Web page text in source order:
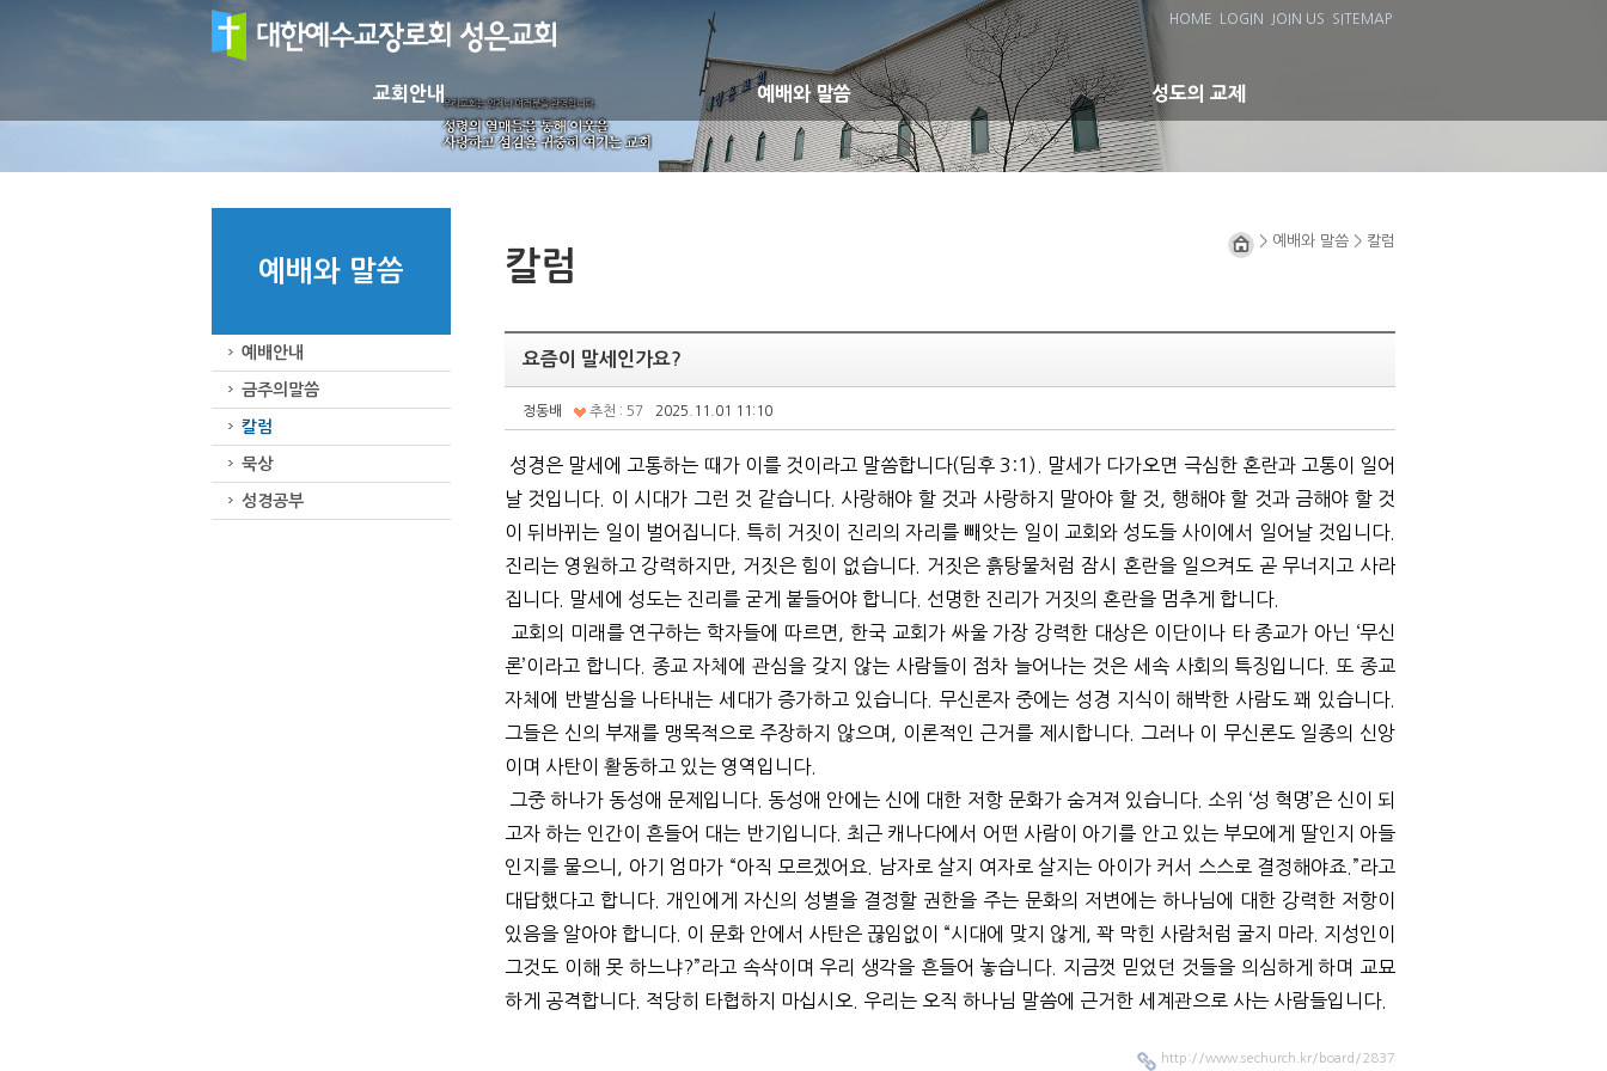
HOME LOGIN JOIN US SITEMAP
교회안내 예배와 말씀 성도의 교제
예배와 말씀
예배안내
금주의말씀
칼럼
묵상
성경공부
> 예배와 말씀 > 칼럼
칼럼
요즘이 말세인가요?
정동배 추천 : 57 2025.11.01 11:10
성경은 말세에 고통하는 때가 이를 것이라고 말씀합니다(딤후 3:1). 말세가 다가오면 극심한 혼란과 고통이 일어
날 것입니다. 이 시대가 그런 것 같습니다. 사랑해야 할 것과 사랑하지 말아야 할 것
행해야 할 것과 금해야 할 것
이 뒤바뀌는 일이 벌어집니다. 특히 거짓이 진리의 자리를 빼앗는 일이 교회와 성도들 사이에서 일어날 것입니다.
진리는 영원하고 강력하지만
거짓은 힘이 없습니다. 거짓은 흙탕물처럼 잠시 혼란을 일으켜도 곧 무너지고 사라
집니다. 말세에 성도는 진리를 굳게 붙들어야 합니다. 선명한 진리가 거짓의 혼란을 멈추게 합니다.
교회의 미래를 연구하는 학자들에 따르면
한국 교회가 싸울 가장 강력한 대상은 이단이나 타 종교가 아닌 ‘무신
론’이라고 합니다. 종교 자체에 관심을 갖지 않는 사람들이 점차 늘어나는 것은 세속 사회의 특징입니다.
또 종교
자체에 반발심을 나타내는 세대가 증가하고 있습니다. 무신론자 중에는 성경 지식이 해박한 사람도 꽤 있습니다.
그들은 신의 부재를 맹목적으로 주장하지 않으며
이론적인 근거를 제시합니다.
그러나 이 무신론도 일종의 신앙
이며 사탄이 활동하고 있는 영역입니다.
그중 하나가 동성애 문제입니다. 동성애 안에는 신에 대한 저항 문화가 숨겨져 있습니다. 소위 ‘성 혁명’은 신이 되
고자 하는 인간이 흔들어 대는 반기입니다.
최근 캐나다에서 어떤 사람이 아기를 안고 있는 부모에게 딸인지 아들
인지를 물으니
아기 엄마가 “아직 모르겠어요 남자로 살지 여자로 살지는 아이가 커서 스스로 결정해야죠 .”라고
대답했다고 합니다. 개인에게 자신의 성별을 결정할 권한을 주는 문화의 저변에는 하나님에 대한 강력한 저항이
있음을 알아야 합니다. 이 문화 안에서 사탄은 끊임없이 “시대에 맞지 않게 꽉 막힌 사람처럼 굴지 마라. 지성인이
그것도 이해 못 하느냐?”라고 속삭이며 우리 생각을 흔들어 놓습니다. 지금껏 믿었던 것들을 의심하게 하며 교묘
하게 공격합니다. 적당히 타협하지 마십시오 우리는 오직 하나님 말씀에 근거한 세계관으로 사는 사람들입니다.
http://www.sechurch.kr/board/2837